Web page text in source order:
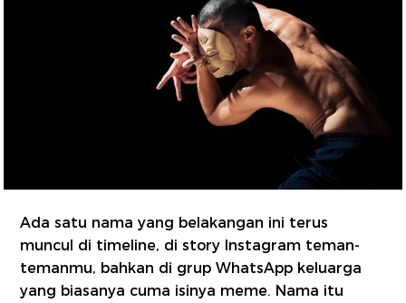
Ada satu nama yang belakangan ini terus
muncul di timeline, di story Instagram teman-
temanmu, bahkan di grup WhatsApp keluarga
yang biasanya cuma isinya meme. Nama itu